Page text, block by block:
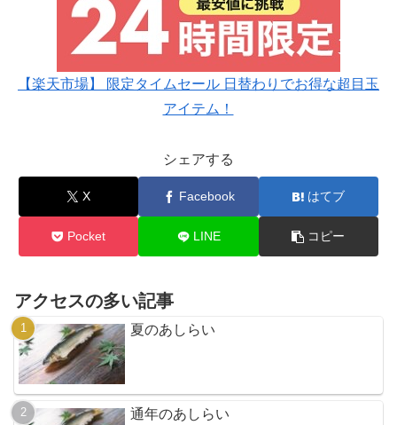
【楽天市場】 限定タイムセール 日替わりでお得な超目玉
アイテム！
シェアする
X Facebook はてブ
Pocket LINE コピー
アクセスの多い記事
夏のあしらい
通年のあしらい